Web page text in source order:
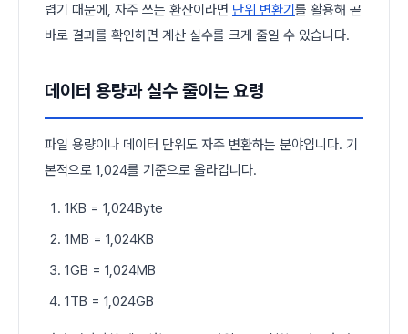
렵기 때문에, 자주 쓰는 환산이라면 단위 변환기 를 활용해 곧
바로 결과를 확인하면 계산 실수를 크게 줄일 수 있습니다.
데이터 용량과 실수 줄이는 요령
파일 용량이나 데이터 단위도 자주 변환하는 분야입니다. 기
본적으로 1,024를 기준으로 올라갑니다.
1KB = 1,024Byte
1MB = 1,024KB
1GB = 1,024MB
1TB = 1,024GB